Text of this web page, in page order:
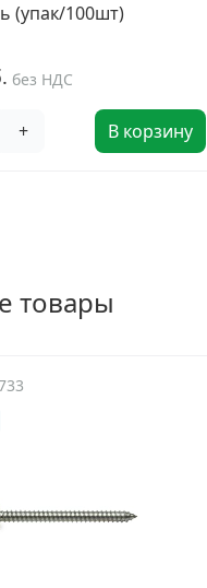
(упак/100шт)
без НДС
+ В корзину
товары